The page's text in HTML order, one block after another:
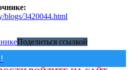
blogs/3420044.html
Поделиться ссылкой